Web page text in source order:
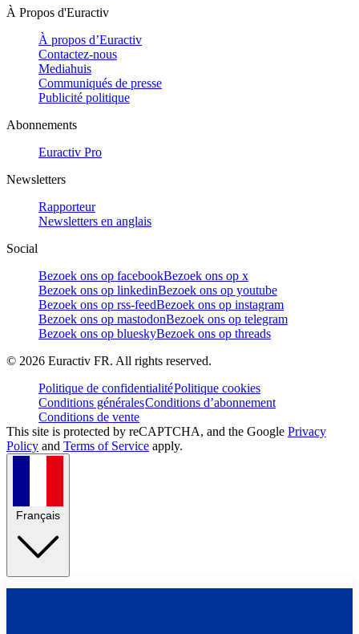
À Propos d'Euractiv
À propos d’Euractiv
Contactez-nous
Mediahuis
Communiqués de presse
Publicité politique
Abonnements
Euractiv Pro
Newsletters
Rapporteur
Newsletters en anglais
Social
Bezoek ons op facebookBezoek ons op x
Bezoek ons op linkedinBezoek ons op youtube
Bezoek ons op rss-feedBezoek ons op instagram
Bezoek ons op mastodonBezoek ons op telegram
Bezoek ons op blueskyBezoek ons op threads
© 2026 Euractiv FR. All rights reserved.
Politique de confidentialitéPolitique cookies
Conditions généralesConditions d’abonnement
Conditions de vente
This site is protected by reCAPTCHA, and the Google Privacy
Policy and Terms of Service apply.
Français